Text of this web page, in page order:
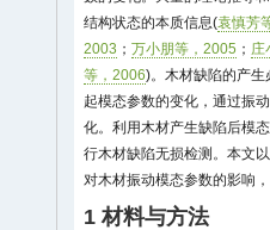
结构状态的本质信息(袁慎芳
2003 ； 万小朋等，2005 ； 庄
等，2006)。木材缺陷的产
起模态参数的变化，通过振
化。利用木材产生缺陷后模
行木材缺陷无损检测。本文
对木材振动模态参数的影响
1 材料与方法